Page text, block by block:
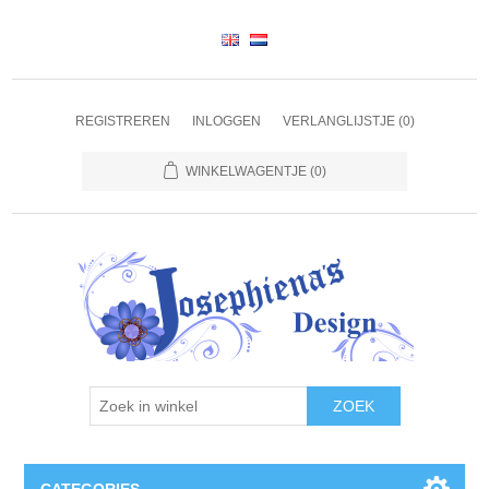
REGISTREREN INLOGGEN VERLANGLIJSTJE (0)
WINKELWAGENTJE (0)
ZOEK